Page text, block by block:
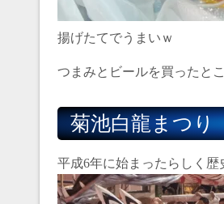
揚げたてでうまいｗ
つまみとビールを買ったと
菊池白龍まつり
平成6年に始まったらしく歴